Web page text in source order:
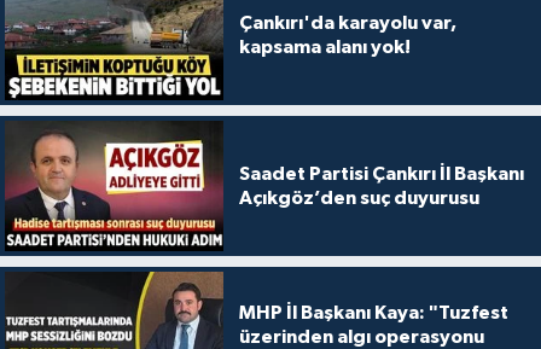
Çankırı'da karayolu var,
kapsama alanı yok!
Saadet Partisi Çankırı İl Başkanı
Açıkgöz’den suç duyurusu
MHP İl Başkanı Kaya: "Tuzfest
üzerinden algı operasyonu